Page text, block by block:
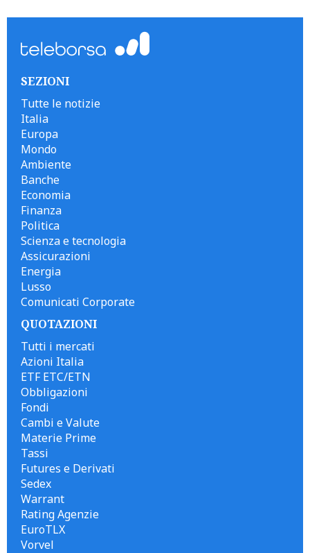
SEZIONI
Tutte le notizie
Italia
Europa
Mondo
Ambiente
Banche
Economia
Finanza
Politica
Scienza e tecnologia
Assicurazioni
Energia
Lusso
Comunicati Corporate
QUOTAZIONI
Tutti i mercati
Azioni Italia
ETF ETC/ETN
Obbligazioni
Fondi
Cambi e Valute
Materie Prime
Tassi
Futures e Derivati
Sedex
Warrant
Rating Agenzie
EuroTLX
Vorvel